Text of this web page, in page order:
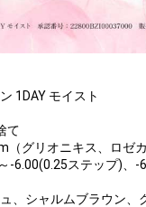
1DAY モイスト
て
グリオニキス、ロゼカ
-6.00(0.25ステップ)、-
、シャルムブラウン、